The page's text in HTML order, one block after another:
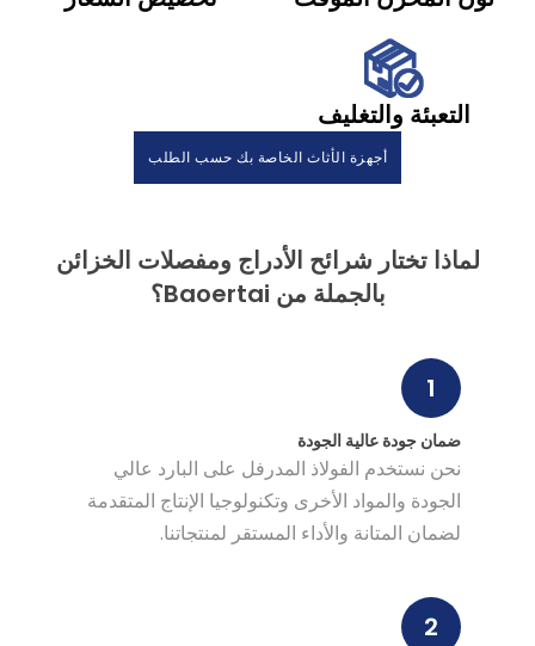
التعبئة والتغليف
أجهزة الأثاث الخاصة بك حسب الطلب
لماذا تختار شرائح الأدراج ومفصلات الخزائن
بالجملة من Baoertai؟
1
ضمان جودة عالية الجودة
نحن نستخدم الفولاذ المدرفل على البارد عالي
الجودة والمواد الأخرى وتكنولوجيا الإنتاج المتقدمة
لضمان المتانة والأداء المستقر لمنتجاتنا.
2